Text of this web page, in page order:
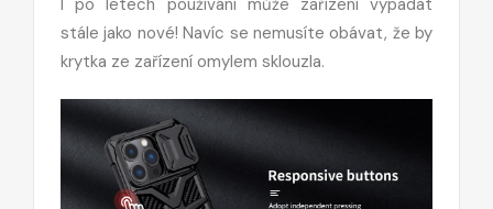
stále jako nové! Navíc se nemusíte obávat, že by
krytka ze zařízení omylem sklouzla.